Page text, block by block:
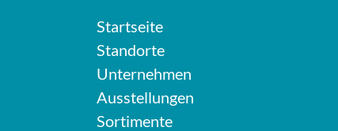
Startseite
Standorte
Unternehmen
Ausstellungen
Sortimente